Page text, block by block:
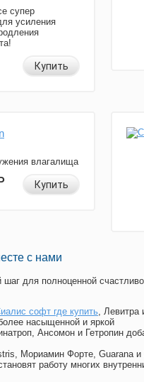
супер
усиления
Купить
влагалища
Купить
с нами
для полноценной
софт где купить, Левитра
насыщенной и яркой
Ансомон и Гетропин
Мориамин Форте, Guarana и
работу многих